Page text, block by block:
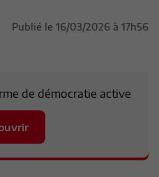
Publié le 16/03/2026 à 17h56
de démocratie active